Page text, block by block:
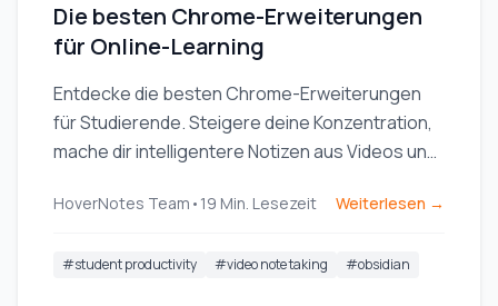
Die besten Chrome-Erweiterungen
für Online-Learning
Entdecke die besten Chrome-Erweiterungen
für Studierende. Steigere deine Konzentration,
mache dir intelligentere Notizen aus Videos und
Empfehlungen fürs Online-Lernen.
HoverNotes Team • 19 Min. Lesezeit Weiterlesen →
#student productivity #video note taking #obsidian